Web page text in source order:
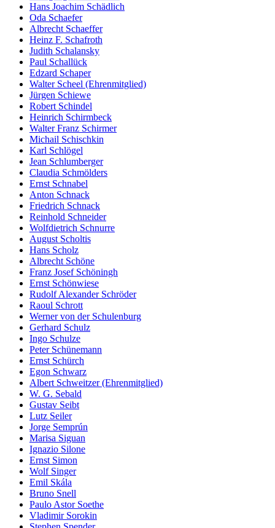
Hans Joachim Schädlich
Oda Schaefer
Albrecht Schaeffer
Heinz F. Schafroth
Judith Schalansky
Paul Schallück
Edzard Schaper
Walter Scheel (Ehrenmitglied)
Jürgen Schiewe
Robert Schindel
Heinrich Schirmbeck
Walter Franz Schirmer
Michail Schischkin
Karl Schlögel
Jean Schlumberger
Claudia Schmölders
Ernst Schnabel
Anton Schnack
Friedrich Schnack
Reinhold Schneider
Wolfdietrich Schnurre
August Scholtis
Hans Scholz
Albrecht Schöne
Franz Josef Schöningh
Ernst Schönwiese
Rudolf Alexander Schröder
Raoul Schrott
Werner von der Schulenburg
Gerhard Schulz
Ingo Schulze
Peter Schünemann
Ernst Schürch
Egon Schwarz
Albert Schweitzer (Ehrenmitglied)
W. G. Sebald
Gustav Seibt
Lutz Seiler
Jorge Semprún
Marisa Siguan
Ignazio Silone
Ernst Simon
Wolf Singer
Emil Skála
Bruno Snell
Paulo Astor Soethe
Vladimir Sorokin